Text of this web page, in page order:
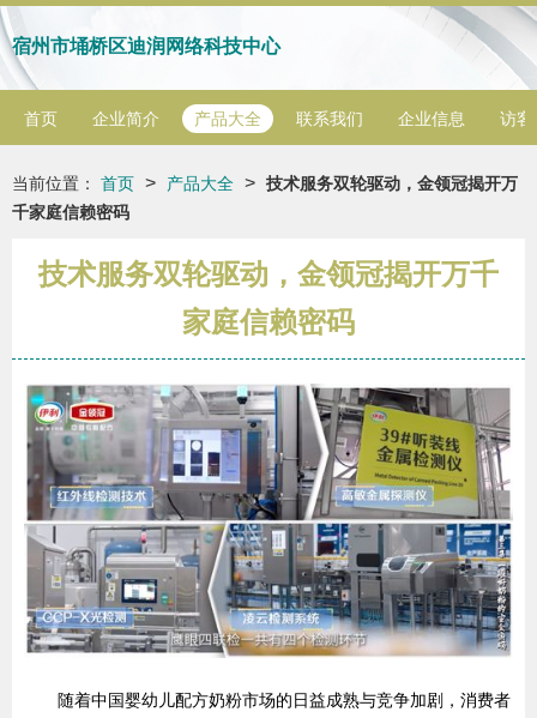
宿州市埇桥区迪润网络科技中心
首页 企业简介 产品大全 联系我们 企业信息 访客
当前位置： 首页 > 产品大全 > 技术服务双轮驱动，金领冠揭开万
千家庭信赖密码
技术服务双轮驱动，金领冠揭开万千
家庭信赖密码
随着中国婴幼儿配方奶粉市场的日益成熟与竞争加剧，消费者